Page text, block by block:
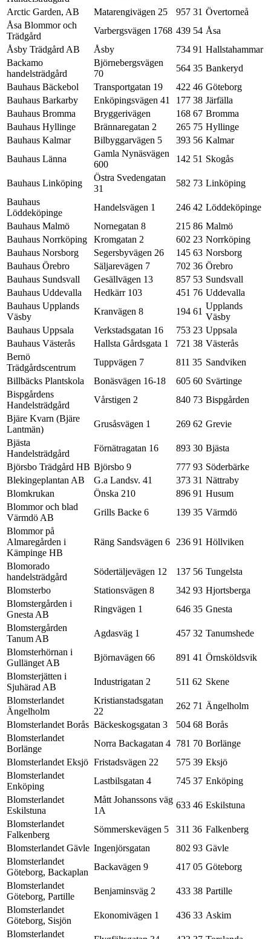
Arctic Garden, AB
Matarengivägen 25 957 31 Övertorneå
Åsa Blommor och
Trädgård
Varbergsvägen 1768 439 54 Åsa
Åsby Trädgård AB
Åsby 734 91 Hallstahammar
Backamo
handelsträdgård
Björnebergsvägen
70
564 35 Bankeryd
Bauhaus Bäckebol
Transportgatan 19 422 46 Göteborg
Bauhaus Barkarby
Enköpingsvägen 41 177 38 Järfälla
Bauhaus Bromma
Bryggerivägen 168 67 Bromma
Bauhaus Hyllinge
Brännaregatan 2 265 75 Hyllinge
Bauhaus Kalmar
Bilbyggarvägen 5 393 56 Kalmar
Bauhaus Länna
Gamla Nynäsvägen
600
142 51 Skogås
Bauhaus Linköping
Östra Svedengatan
31
582 73 Linköping
Bauhaus
Löddeköpinge
Handelsvägen 1 246 42 Löddeköpinge
Bauhaus Malmö
Nornegatan 8 215 86 Malmö
Bauhaus Norrköping
Kromgatan 2 602 23 Norrköping
Bauhaus Norsborg
Segersbyvägen 26 145 63 Norsborg
Bauhaus Örebro
Säljarevägen 7 702 36 Örebro
Bauhaus Sundsvall
Gesällvägen 13 857 53 Sundsvall
Bauhaus Uddevalla
Hedkärr 103 451 76 Uddevalla
Bauhaus Upplands
Väsby
Kranvägen 8 194 61
Upplands
Väsby
Bauhaus Uppsala
Verkstadsgatan 16 753 23 Uppsala
Bauhaus Västerås
Hallsta Gårdsgata 1 721 38 Västerås
Bernö
Trädgårdscentrum
Tuppvägen 7 811 35 Sandviken
Billbäcks Plantskola
Bonäsvägen 16-18 605 60 Svärtinge
Bispgårdens
Handelsträdgård
Vårstigen 2 840 73 Bispgården
Bjäre Kvarn (Bjäre
Lantmän)
Grusåsvägen 1 269 62 Grevie
Bjästa
Handelsträdgård
Förnätragatan 16 893 30 Bjästa
Björsbo Trädgård HB Björsbo 9 777 93 Söderbärke
Blekingeplantan AB
G.a Landsv. 41 373 31 Nättraby
Blomkrukan
Önska 210 896 91 Husum
Blommor och blad
Värmdö AB
Grills Backe 6 139 35 Värmdö
Blommor på
Almaregården i
Kämpinge HB
Räng Sandsvägen 6 236 91 Höllviken
Blomorado
handelsträdgård
Södertäljevägen 12 137 56 Tungelsta
Blomsterbo
Stationsvägen 8 342 93 Hjortsberga
Blomstergården i
Gnesta AB
Ringvägen 1 646 35 Gnesta
Blomstergården
Tanum AB
Agdasväg 1 457 32 Tanumshede
Blomsterhörnan i
Gullänget AB
Björnavägen 66 891 41 Örnsköldsvik
Blomsterjätten i
Sjuhärad AB
Industrigatan 2 511 62 Skene
Blomsterlandet
Ängelholm
Kristianstadsgatan
22
262 71 Ängelholm
Blomsterlandet Borås Bäckeskogsgatan 3 504 68 Borås
Blomsterlandet
Borlänge
Norra Backagatan 4 781 70 Borlänge
Blomsterlandet Eksjö Fristadsvägen 22 575 39 Eksjö
Blomsterlandet
Enköping
Lastbilsgatan 4 745 37 Enköping
Blomsterlandet
Eskilstuna
Mått Johanssons väg
1A
633 46 Eskilstuna
Blomsterlandet
Falkenberg
Sömmerskevägen 5 311 36 Falkenberg
Blomsterlandet Gävle Ingenjörsgatan 802 93 Gävle
Blomsterlandet
Göteborg, Backaplan
Backavägen 9 417 05 Göteborg
Blomsterlandet
Göteborg, Partille
Benjaminsväg 2 433 38 Partille
Blomsterlandet
Göteborg, Sisjön
Ekonomivägen 1 436 33 Askim
Blomsterlandet